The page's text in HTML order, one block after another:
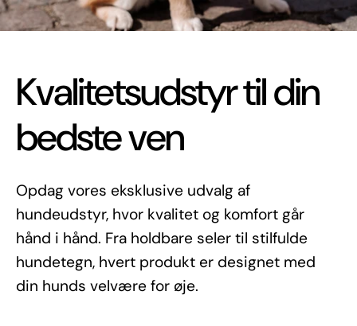
Kvalitetsudstyr til din
bedste ven
Opdag vores eksklusive udvalg af
hundeudstyr, hvor kvalitet og komfort går
hånd i hånd. Fra holdbare seler til stilfulde
hundetegn, hvert produkt er designet med
din hunds velvære for øje.